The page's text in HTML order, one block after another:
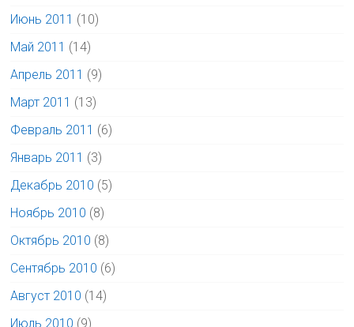
Июнь 2011 (10)
Май 2011 (14)
Апрель 2011 (9)
Март 2011 (13)
Февраль 2011 (6)
Январь 2011 (3)
Декабрь 2010 (5)
Ноябрь 2010 (8)
Октябрь 2010 (8)
Сентябрь 2010 (6)
Август 2010 (14)
Июль 2010 (9)